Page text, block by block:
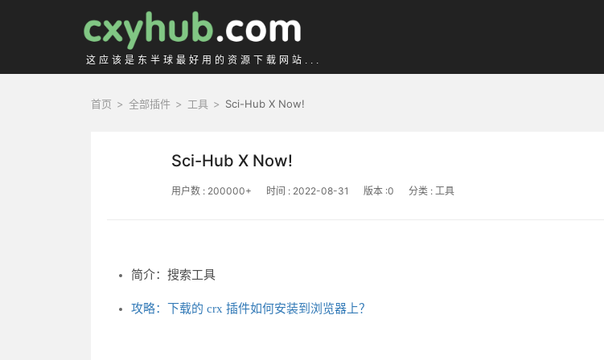
这应该是东半球最好用的资源下载网站...
首页 > 全部插件 > 工具 > Sci-Hub X Now!
Sci-Hub X Now!
用户数 : 200000+ 时间 : 2022-08-31 版本 :0 分类 : 工具
简介：搜索工具
攻略：下载的 crx 插件如何安装到浏览器上？